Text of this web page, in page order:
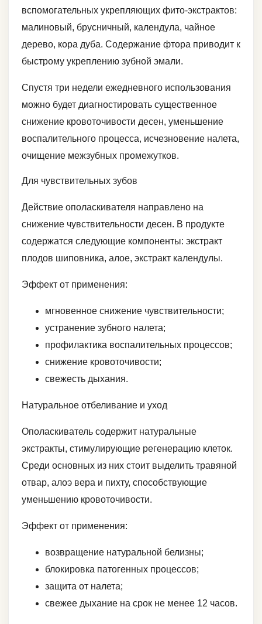
вспомогательных укрепляющих фито-экстрактов:
малиновый, брусничный, календула, чайное
дерево, кора дуба. Содержание фтора приводит к
быстрому укреплению зубной эмали.
Спустя три недели ежедневного использования
можно будет диагностировать существенное
снижение кровоточивости десен, уменьшение
воспалительного процесса, исчезновение налета,
очищение межзубных промежутков.
Для чувствительных зубов
Действие ополаскивателя направлено на
снижение чувствительности десен. В продукте
содержатся следующие компоненты: экстракт
плодов шиповника, алое, экстракт календулы.
Эффект от применения:
мгновенное снижение чувствительности;
устранение зубного налета;
профилактика воспалительных процессов;
снижение кровоточивости;
свежесть дыхания.
Натуральное отбеливание и уход
Ополаскиватель содержит натуральные
экстракты, стимулирующие регенерацию клеток.
Среди основных из них стоит выделить травяной
отвар, алоэ вера и пихту, способствующие
уменьшению кровоточивости.
Эффект от применения:
возвращение натуральной белизны;
блокировка патогенных процессов;
защита от налета;
свежее дыхание на срок не менее 12 часов.